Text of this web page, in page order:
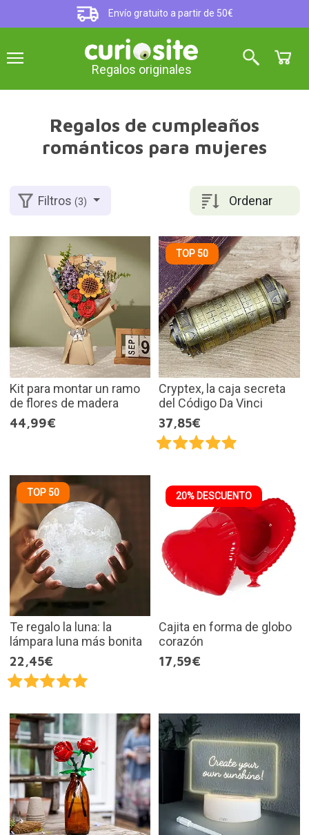
Envío gratuito a partir de 50€
Regalos originales
Regalos de cumpleaños
románticos para mujeres
Ordenar
Filtros(3)
Kit para montar un ramo
de flores de madera
44,99€
TOP 50
Cryptex, la caja secreta
del Código Da Vinci
37,85€
TOP 50
Te regalo la luna: la
lámpara luna más bonita
22,45€
20% DESCUENTO
Cajita en forma de globo
corazón
17,59€